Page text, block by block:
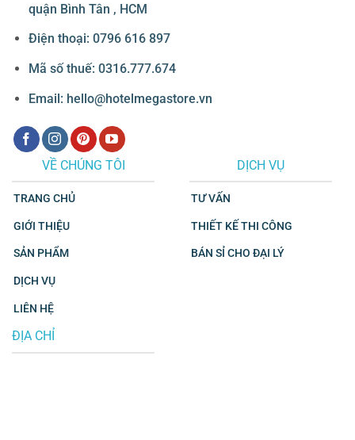
quận Bình Tân , HCM
Điện thoại: 0796 616 897
Mã số thuế: 0316.777.674
Email: hello@hotelmegastore.vn
VỀ CHÚNG TÔI
TRANG CHỦ
GIỚI THIỆU
SẢN PHẨM
DỊCH VỤ
LIÊN HỆ
DỊCH VỤ
TƯ VẤN
THIẾT KẾ THI CÔNG
BÁN SỈ CHO ĐẠI LÝ
ĐỊA CHỈ